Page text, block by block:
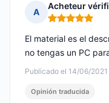
A
Acheteur
Nota: 5 de 5
Publicado el 14/06/
El material es el
no tengas un PC
Opinión traducida